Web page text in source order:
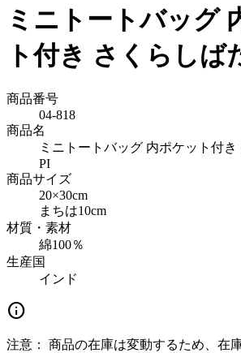
ミニトートバッグ
ト付き さくらしば
商品番号
04-818
商品名
ミニトートバッグ 内ポケット付
PI
商品サイズ
20×30cm
まちは10cm
材質・素材
綿100％
生産国
インド
info
注意：
商品の在庫は変動するため、在